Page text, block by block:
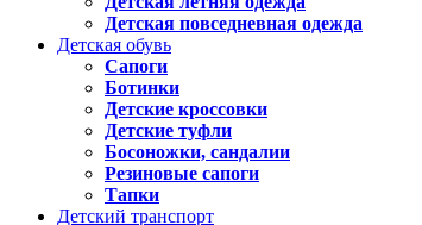
Детская повседневная одежда
Детская обувь
Сапоги
Ботинки
Детские кроссовки
Детские туфли
Босоножки, сандалии
Резиновые сапоги
Тапки
Детский транспорт